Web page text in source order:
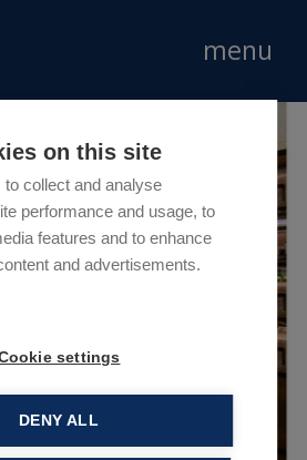
on this site
collect and analyse
performance and usage, to
features and to enhance
and advertisements.
settings
DENY ALL
menu